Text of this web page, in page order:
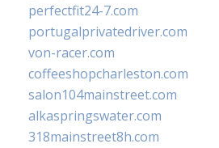
perfectfit24-7.com
portugalprivatedriver.com
von-racer.com
coffeeshopcharleston.com
salon104mainstreet.com
alkaspringswater.com
318mainstreet8h.com